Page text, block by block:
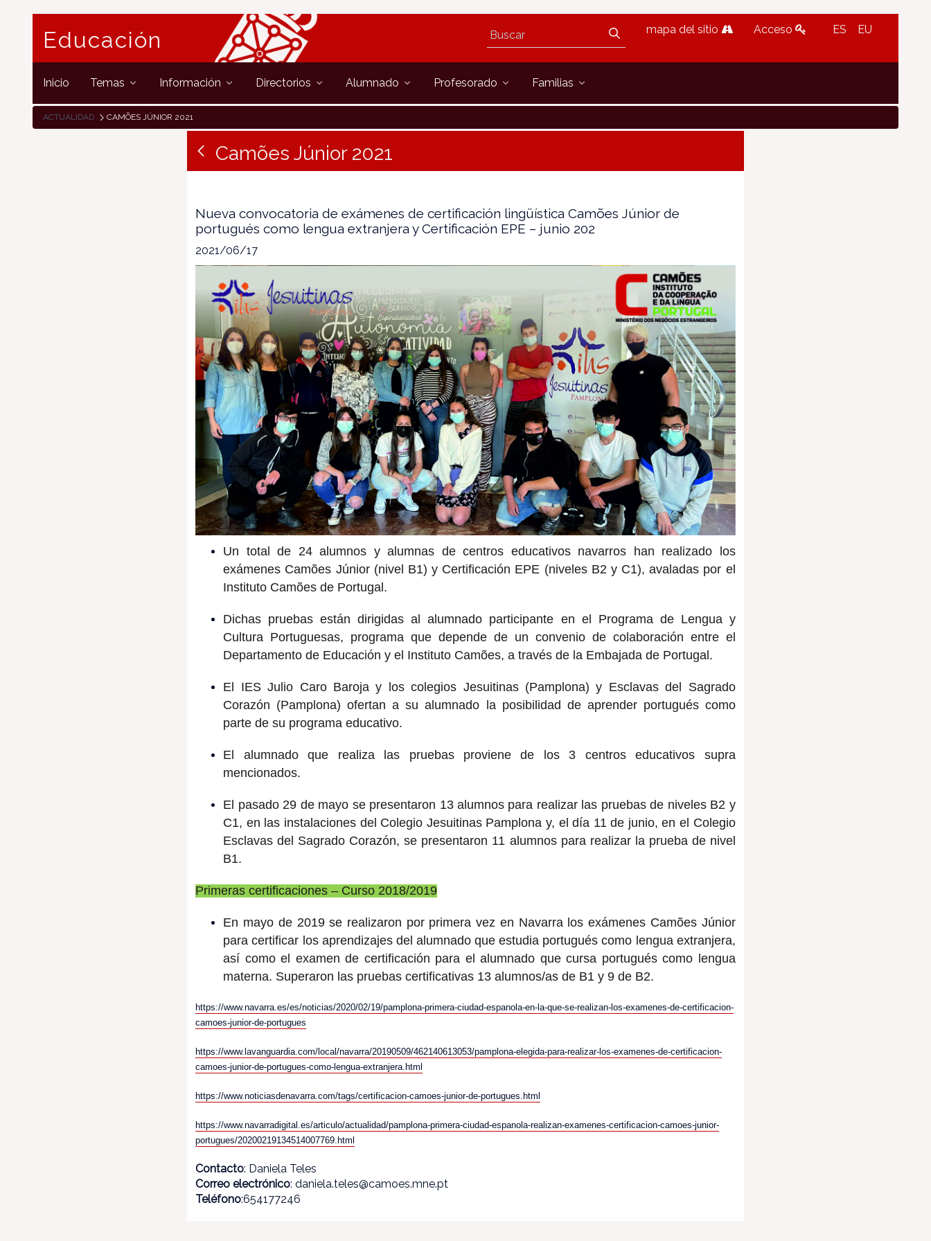
Educación mapa del sitio Acceso ES EU
Inicio Temas Información Directorios Alumnado Profesorado Familias
ACTUALIDAD CAMÕES JÚNIOR 2021
Camões Júnior 2021
Nueva convocatoria de exámenes de certificación lingüística Camões Júnior de
portugués como lengua extranjera y Certificación EPE – junio 202
2021/06/17
Un total de 24 alumnos y alumnas de centros educativos navarros han realizado los
exámenes Camões Júnior (nivel B1) y Certificación EPE (niveles B2 y C1), avaladas por el
Instituto Camões de Portugal.
Dichas pruebas están dirigidas al alumnado participante en el Programa de Lengua y
Cultura Portuguesas, programa que depende de un convenio de colaboración entre el
Departamento de Educación y el Instituto Camões, a través de la Embajada de Portugal.
El IES Julio Caro Baroja y los colegios Jesuitinas (Pamplona) y Esclavas del Sagrado
Corazón (Pamplona) ofertan a su alumnado la posibilidad de aprender portugués como
parte de su programa educativo.
El alumnado que realiza las pruebas proviene de los 3 centros educativos supra
mencionados.
El pasado 29 de mayo se presentaron 13 alumnos para realizar las pruebas de niveles B2 y
C1, en las instalaciones del Colegio Jesuitinas Pamplona y, el día 11 de junio, en el Colegio
Esclavas del Sagrado Corazón, se presentaron 11 alumnos para realizar la prueba de nivel
B1.
Primeras certificaciones – Curso 2018/2019
En mayo de 2019 se realizaron por primera vez en Navarra los exámenes Camões Júnior
para certificar los aprendizajes del alumnado que estudia portugués como lengua extranjera,
así como el examen de certificación para el alumnado que cursa portugués como lengua
materna. Superaron las pruebas certificativas 13 alumnos/as de B1 y 9 de B2.
https://www.navarra.es/es/noticias/2020/02/19/pamplona-primera-ciudad-espanola-en-la-que-se-realizan-los-examenes-de-certificacion-
camoes-junior-de-portugues
https://www.lavanguardia.com/local/navarra/20190509/462140613053/pamplona-elegida-para-realizar-los-examenes-de-certificacion-
camoes-junior-de-portugues-como-lengua-extranjera.html
https://www.noticiasdenavarra.com/tags/certificacion-camoes-junior-de-portugues.html
https://www.navarradigital.es/articulo/actualidad/pamplona-primera-ciudad-espanola-realizan-examenes-certificacion-camoes-junior-
portugues/20200219134514007769.html
Contacto: Daniela Teles
Correo electrónico: daniela.teles@camoes.mne.pt
Teléfono:654177246